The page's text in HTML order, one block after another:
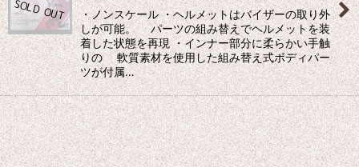
・ノンスケール ・ヘルメットはバイザーの取り外
しが可能。 パーツの組み替えでヘルメットを装
着した状態を再現 ・インナー部分に柔らかい手触
りの 軟質素材を使用した組み替え式ボディパー
ツが付属…